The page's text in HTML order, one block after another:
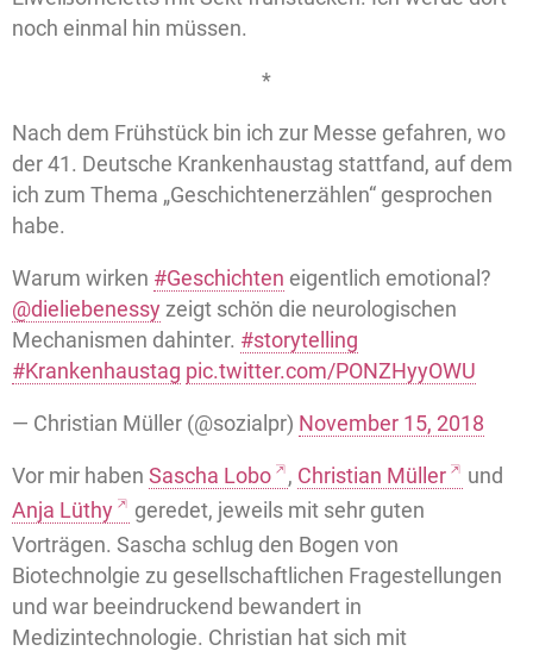
noch einmal hin müssen.
*
Nach dem Frühstück bin ich zur Messe gefahren, wo
der 41. Deutsche Krankenhaustag stattfand, auf dem
ich zum Thema „Geschichtenerzählen“ gesprochen
habe.
Warum wirken #Geschichten eigentlich emotional?
@dieliebenessy zeigt schön die neurologischen
Mechanismen dahinter. #storytelling
#Krankenhaustag pic.twitter.com/PONZHyyOWU
— Christian Müller (@sozialpr) November 15, 2018
Vor mir haben Sascha Lobo , Christian Müller
und
Anja Lüthy
geredet, jeweils mit sehr guten
Vorträgen. Sascha schlug den Bogen von
Biotechnolgie zu gesellschaftlichen Fragestellungen
und war beeindruckend bewandert in
Medizintechnologie. Christian hat sich mit